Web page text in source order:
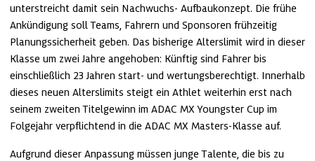
unterstreicht damit sein Nachwuchs- Aufbaukonzept. Die frühe
Ankündigung soll Teams, Fahrern und Sponsoren frühzeitig
Planungssicherheit geben. Das bisherige Alterslimit wird in dieser
Klasse um zwei Jahre angehoben: Künftig sind Fahrer bis
einschließlich 23 Jahren start- und wertungsberechtigt. Innerhalb
dieses neuen Alterslimits steigt ein Athlet weiterhin erst nach
seinem zweiten Titelgewinn im ADAC MX Youngster Cup im
Folgejahr verpflichtend in die ADAC MX Masters-Klasse auf.
Aufgrund dieser Anpassung müssen junge Talente, die bis zu